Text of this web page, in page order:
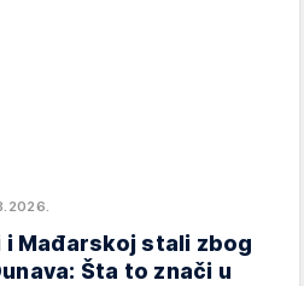
i Mađarskoj stali zbog
Šta to znači u